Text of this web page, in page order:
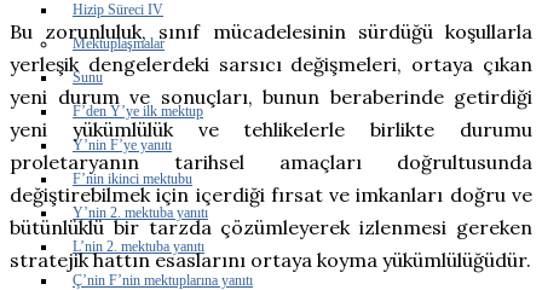
Hizip Süreci IV
Mektuplaşmalar
Sunu
F’den Y’ye ilk mektup
Y’nin F’ye yanıtı
F’nin ikinci mektubu
Y’nin 2. mektuba yanıtı
L’nin 2. mektuba yanıtı
Ç’nin F’nin mektuplarına yanıtı
Bu zorunluluk, sınıf mücadelesinin sürdüğü koşullarla
yerleşik dengelerdeki sarsıcı değişmeleri, ortaya çıkan
yeni durum ve sonuçları, bunun beraberinde getirdiği
yeni yükümlülük ve tehlikelerle birlikte durumu
proletaryanın tarihsel amaçları doğrultusunda
değiştirebilmek için içerdiği fırsat ve imkanları doğru ve
bütünlüklü bir tarzda çözümleyerek izlenmesi gereken
stratejik hattın esaslarını ortaya koyma yükümlülüğüdür.